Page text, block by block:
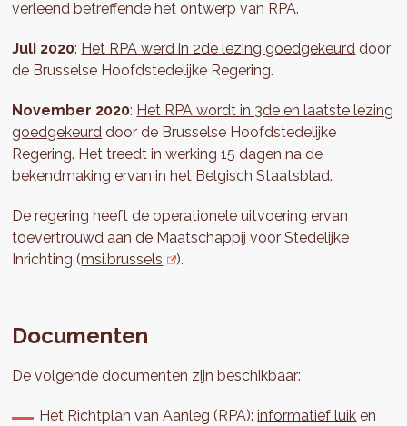
verleend betreffende het ontwerp van RPA.
Juli 2020: Het RPA werd in 2de lezing goedgekeurd door
de Brusselse Hoofdstedelijke Regering.
November 2020: Het RPA wordt in 3de en laatste lezing
goedgekeurd door de Brusselse Hoofdstedelijke
Regering. Het treedt in werking 15 dagen na de
bekendmaking ervan in het Belgisch Staatsblad.
De regering heeft de operationele uitvoering ervan
toevertrouwd aan de Maatschappij voor Stedelijke
Inrichting (msi.brussels ).
Documenten
De volgende documenten zijn beschikbaar:
Het Richtplan van Aanleg (RPA):informatief luik en